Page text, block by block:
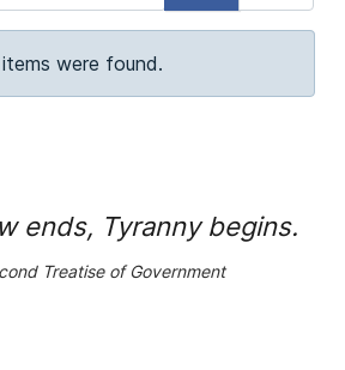
were found.
ends, Tyranny begins.
Treatise of Government